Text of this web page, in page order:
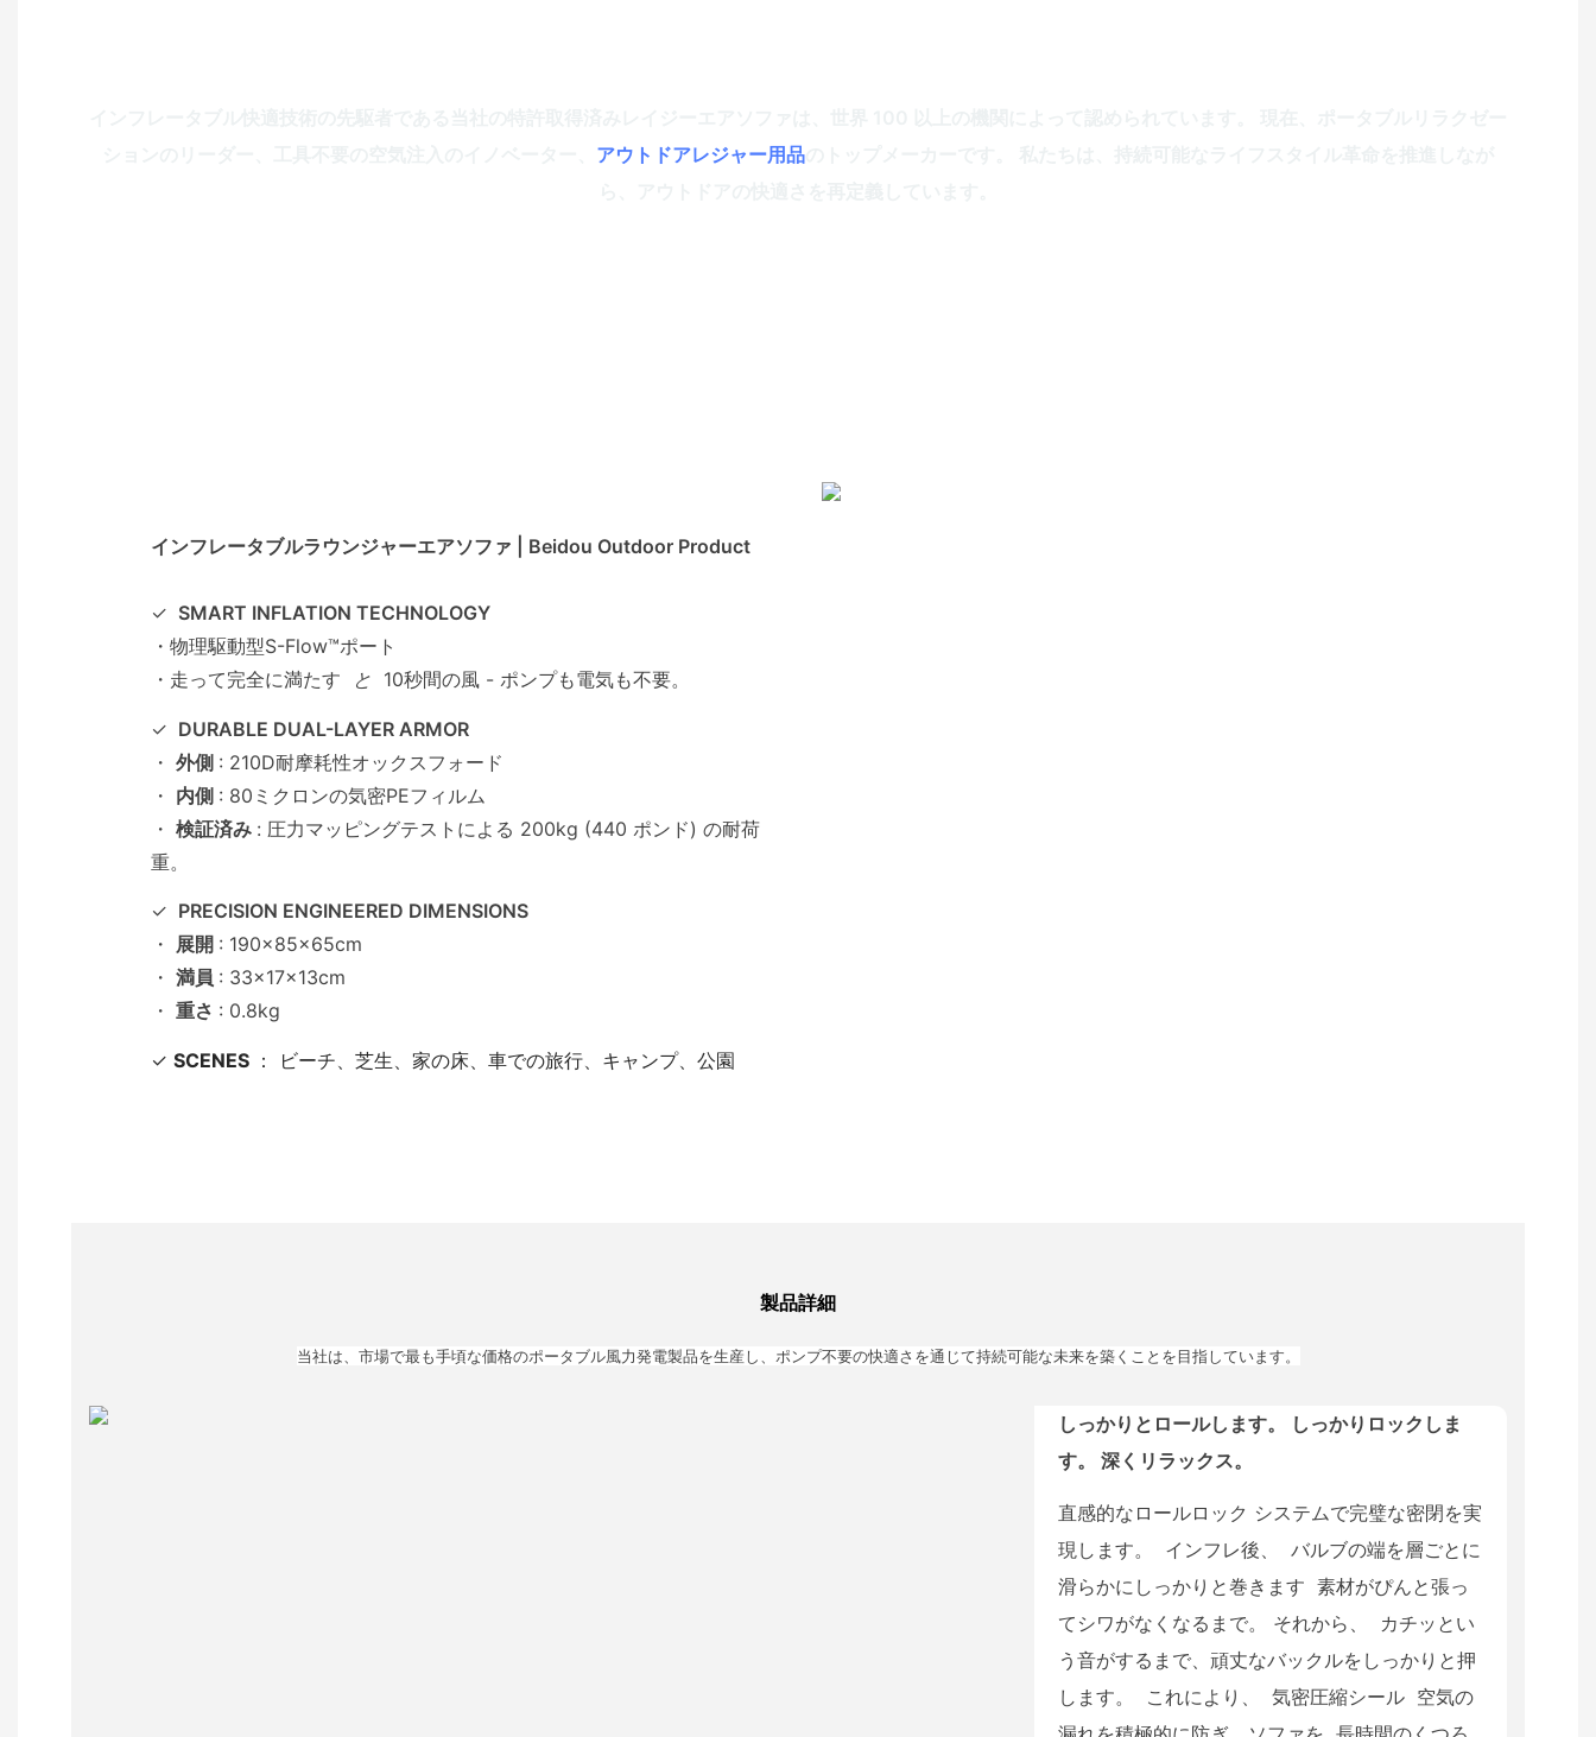
アウトドアレジャー用品
インフレータブルラウンジャーエアソファ | Beidou Outdoor Product
✓ SMART INFLATION TECHNOLOGY
・物理駆動型S-Flow™ポート
・走って完全に満たす
と 10秒間の風 - ポンプも電気も不要。
✓ DURABLE DUAL-LAYER ARMOR
・外側 : 210D耐摩耗性オックスフォード
・ 内側 : 80ミクロンの気密PEフィルム
・検証済み : 圧力マッピングテストによる 200kg (440 ポンド) の耐荷
重。
✓ PRECISION ENGINEERED DIMENSIONS
・ 展開 : 190×85×65cm
・満員 : 33×17×13cm
・重さ : 0.8kg
✓SCENES ： ビーチ、芝生、家の床、車での旅行、キャンプ、公園
製品詳細
当社は、市場で最も手頃な価格のポータブル風力発電製品を生産し、ポンプ不要の快適さを通じて持続可能な未来を築くことを目指しています。
しっかりとロールします。 しっかりロックしま
す。 深くリラックス。
直感的なロールロック システムで完璧な密閉を実
現します。
インフレ後、
バルブの端を層ごとに
滑らかにしっかりと巻きます 素材がぴんと張っ
てシワがなくなるまで。 それから、
カチッとい
う音がするまで、頑丈なバックルをしっかりと押
します。
これにより、 気密圧縮シール 空気の